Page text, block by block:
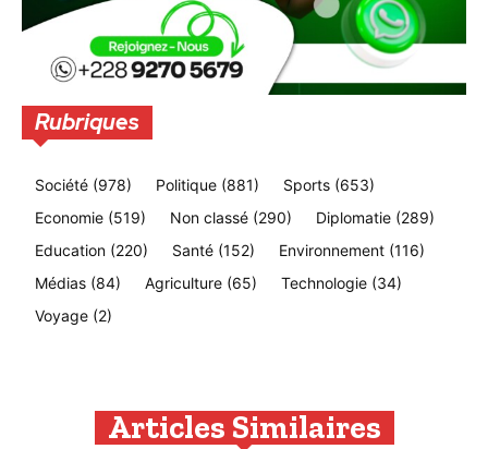
Rubriques
Société (978) Politique (881) Sports (653)
Economie (519) Non classé (290) Diplomatie (289)
Education (220) Santé (152) Environnement (116)
Médias (84) Agriculture (65) Technologie (34)
Voyage (2)
Articles Similaires